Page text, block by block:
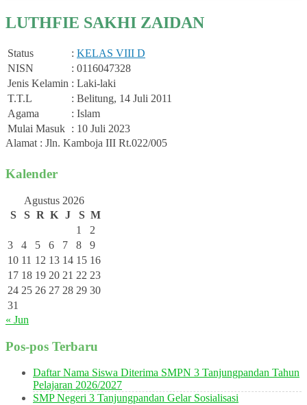
LUTHFIE SAKHI ZAIDAN
Status : KELAS VIII D
NISN
: 0116047328
Jenis Kelamin : Laki-laki
T.T.L
: Belitung, 14 Juli 2011
Agama
: Islam
Mulai Masuk : 10 Juli 2023
Alamat : Jln. Kamboja III Rt.022/005
Kalender
Agustus 2026
S
S R K J S M
1
2
3
4 5 6 7 8
9
10 11 12 13 14 15 16
17 18 19 20 21 22 23
24 25 26 27 28 29 30
31
« Jun
Pos-pos Terbaru
Daftar Nama Siswa Diterima SMPN 3 Tanjungpandan Tahun
Pelajaran 2026/2027
SMP Negeri 3 Tanjungpandan Gelar Sosialisasi